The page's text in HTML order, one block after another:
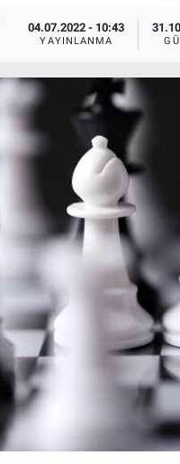
04.07.2022 - 10:43
YAYINLANMA